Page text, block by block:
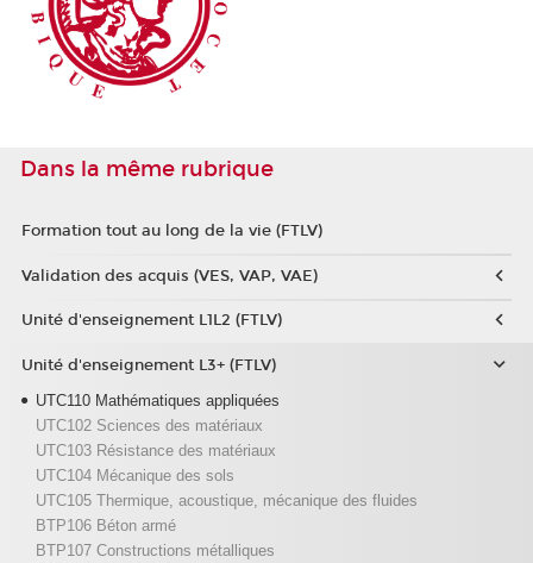
Dans la même rubrique
Formation tout au long de la vie (FTLV)
Validation des acquis (VES, VAP, VAE)
Unité d'enseignement L1L2 (FTLV)
Unité d'enseignement L3+ (FTLV)
UTC110 Mathématiques appliquées
UTC102 Sciences des matériaux
UTC103 Résistance des matériaux
UTC104 Mécanique des sols
UTC105 Thermique, acoustique, mécanique des fluides
BTP106 Béton armé
BTP107 Constructions métalliques